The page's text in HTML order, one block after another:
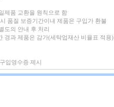
제품 교환을 원칙으로 함
품질 보증기간이내 제품은 구입가 환불
도의 안내 후 처리
경과 제품은 감가(세탁업재산 비율표 적용)
입영수증 제시